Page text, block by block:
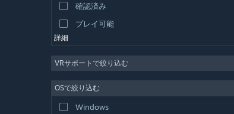
写真編集
確認済み
プレイ可能
詳細
VRサポートで絞り込む
OSで絞り込む
Windows